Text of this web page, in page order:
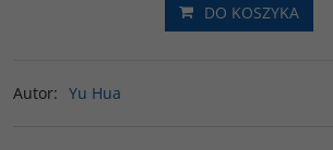
DO KOSZYKA
Autor: Yu Hua